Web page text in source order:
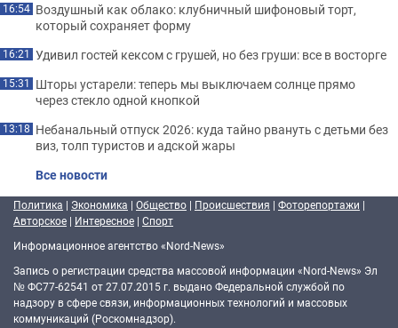
16:54 Воздушный как облако: клубничный шифоновый торт,
который сохраняет форму
16:21 Удивил гостей кексом с грушей, но без груши: все в восторге
15:31 Шторы устарели: теперь мы выключаем солнце прямо
через стекло одной кнопкой
13:18 Небанальный отпуск 2026: куда тайно рвануть с детьми без
виз, толп туристов и адской жары
Все новости
Политика | Экономика | Общество | Происшествия | Фоторепортажи |
Авторское | Интересное | Спорт
Информационное агентство «Nord-News»
Запись о регистрации средства массовой информации «Nord-News» Эл
№ ФС77-62541 от 27.07.2015 г. выдано Федеральной службой по
надзору в сфере связи, информационных технологий и массовых
коммуникаций (Роскомнадзор).